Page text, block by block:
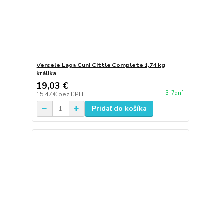
Versele Laga Cuni Cittle Complete 1,74 kg
králika
19,03 €
15,47 € bez DPH 3-7dní
Pridať do košíka